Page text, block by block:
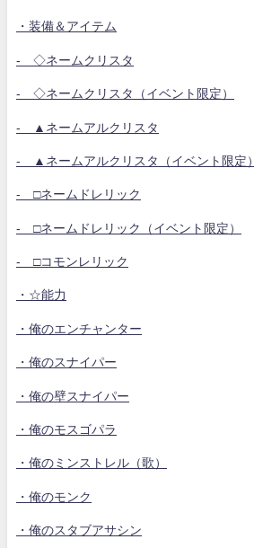
・装備＆アイテム
- ◇ネームクリスタ
- ◇ネームクリスタ（イベント限定）
- ▲ネームアルクリスタ
- ▲ネームアルクリスタ（イベント限定）
- □ネームドレリック
- □ネームドレリック（イベント限定）
- □コモンレリック
・☆能力
・俺のエンチャンター
・俺のスナイパー
・俺の壁スナイパー
・俺のモスゴパラ
・俺のミンストレル（歌）
・俺のモンク
・俺のスタブアサシン